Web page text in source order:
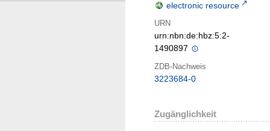
electronic resource
URN
urn:nbn:de:hbz:5:2-
1490897
ZDB-Nachweis
3223684-0
Zugänglichkeit